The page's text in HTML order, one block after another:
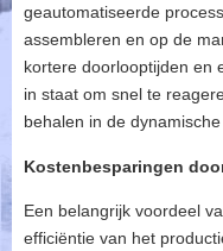
geautomatiseerde
assembleren en op de
kortere doorlooptijden en
in staat om snel te
behalen in de
Kostenbesparingen
Een belangrijk voordeel
efficiëntie van het